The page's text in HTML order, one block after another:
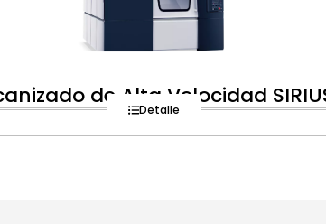
de Alta Velocidad
Detalle